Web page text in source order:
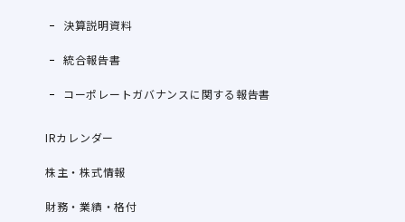
決算説明資料
統合報告書
コーポレートガバナンスに関する報告書
IRカレンダー
株主・株式情報
財務・業績・格付